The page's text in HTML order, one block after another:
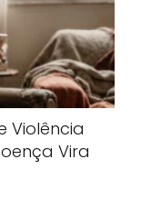
Violência
Vira